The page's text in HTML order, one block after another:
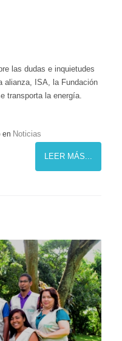
las dudas e inquietudes
alianza, ISA, la Fundación
transporta la energía.
en Noticias
LEER MÁS...